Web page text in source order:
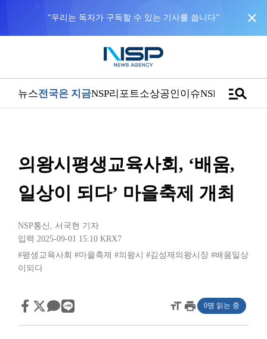
“우리는 독자가 구독할 수 있는 기사를 씁니다” close
뉴스전국은 지금NSP리포트소상공인이슈NSPTVmanage_search
의왕시평생교육사회, ‘배움,
일상이 되다’ 마을축제 개최
NSP통신 , 서국현 기자
입력 2025-09-01 15:10 KRX7
#평생교육사회 #마을축제 #의왕시 #김성제의왕시장 #배움일상
이되다
format_sizeprint 0명 읽는 중